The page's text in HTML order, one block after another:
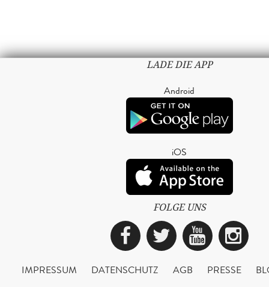
LADE DIE APP
Android
iOS
FOLGE UNS
Facebook
Twitter
IMPRESSUM DATENSCHUTZ AGB PRESSE